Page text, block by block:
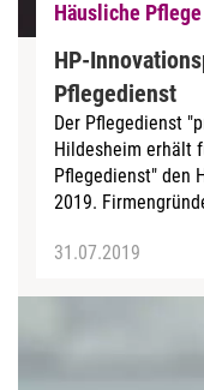
Häusliche
HP-
Pflegedienst
Der Pflegedienst
Hildesheim erhält
Pflegedienst" den
2019.
31.07.2019